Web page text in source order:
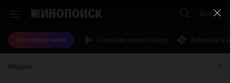
Войти
Смотреть кино